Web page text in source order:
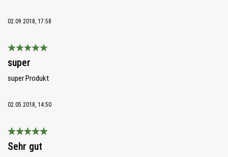
02.09.2018, 17:58
super
super Produkt
02.05.2018, 14:50
Bewertung mit 5 von 5 Sternen
Sehr gut